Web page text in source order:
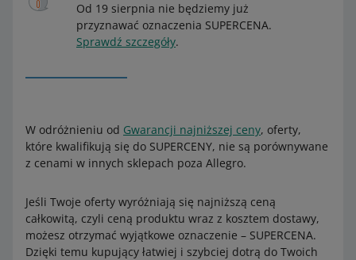
Od 19 sierpnia nie będziemy już
przyznawać oznaczenia SUPERCENA.
Sprawdź szczegóły.
W odróżnieniu od Gwarancji najniższej ceny, oferty,
które kwalifikują się do SUPERCENY, nie są porównywane
z cenami w innych sklepach poza Allegro.
Jeśli Twoje oferty wyróżniają się najniższą ceną
całkowitą, czyli ceną produktu wraz z kosztem dostawy,
możesz otrzymać wyjątkowe oznaczenie – SUPERCENA.
Dzięki temu kupujący łatwiej i szybciej dotrą do Twoich